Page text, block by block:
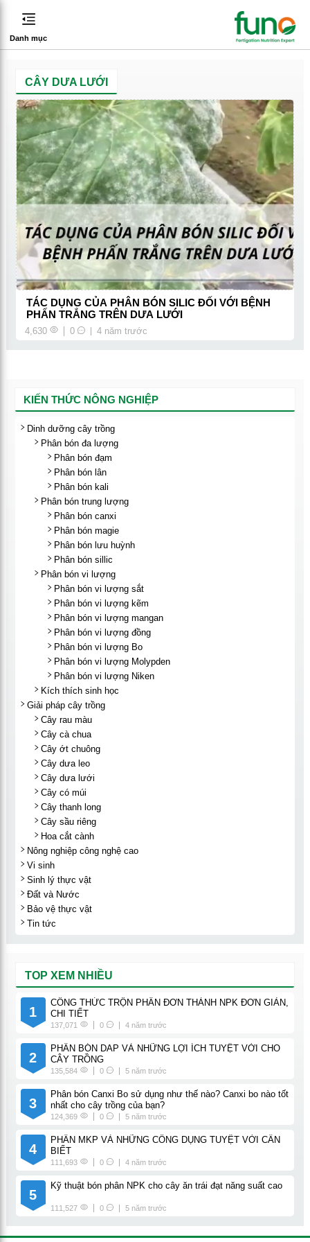
Danh mục
CÂY DƯA LƯỚI
TÁC DỤNG CỦA PHÂN BÓN SILIC ĐỐI VỚI BỆNH
PHẤN TRẮNG TRÊN DƯA LƯỚI
4,630 0 4 năm trước
KIẾN THỨC NÔNG NGHIỆP
Dinh dưỡng cây trồng
Phân bón đa lượng
Phân bón đạm
Phân bón lân
Phân bón kali
Phân bón trung lượng
Phân bón canxi
Phân bón magie
Phân bón lưu huỳnh
Phân bón sillic
Phân bón vi lượng
Phân bón vi lượng sắt
Phân bón vi lượng kẽm
Phân bón vi lượng mangan
Phân bón vi lượng đồng
Phân bón vi lượng Bo
Phân bón vi lượng Molypden
Phân bón vi lượng Niken
Kích thích sinh học
Giải pháp cây trồng
Cây rau màu
Cây cà chua
Cây ớt chuông
Cây dưa leo
Cây dưa lưới
Cây có múi
Cây thanh long
Cây sầu riêng
Hoa cắt cành
Nông nghiệp công nghệ cao
Vi sinh
Sinh lý thực vật
Đất và Nước
Bảo vệ thực vật
Tin tức
TOP XEM NHIỀU
1
CÔNG THỨC TRỘN PHÂN ĐƠN THÀNH NPK ĐƠN GIẢN,
CHI TIẾT
137,071 0 4 năm trước
2
PHÂN BÓN DAP VÀ NHỮNG LỢI ÍCH TUYỆT VỜI CHO
CÂY TRỒNG
135,584 0 5 năm trước
3
Phân bón Canxi Bo sử dụng như thế nào? Canxi bo nào tốt
nhất cho cây trồng của bạn?
124,369 0 5 năm trước
4
PHÂN MKP VÀ NHỮNG CÔNG DỤNG TUYỆT VỜI CẦN
BIẾT
111,693 0 4 năm trước
5
Kỹ thuật bón phân NPK cho cây ăn trái đạt năng suất cao
111,527 0 5 năm trước